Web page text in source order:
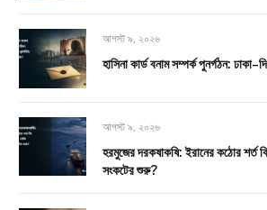
আগস্ট ৯, ২০২৬
হাসিনা কার্ড বনাম সম্পর্ক পুনর্গঠন:
আগস্ট ৯, ২০২৬
হরমুজের দরকষাকষি: ইরানের কঠোর শর্ত
সংকটের শুরু?